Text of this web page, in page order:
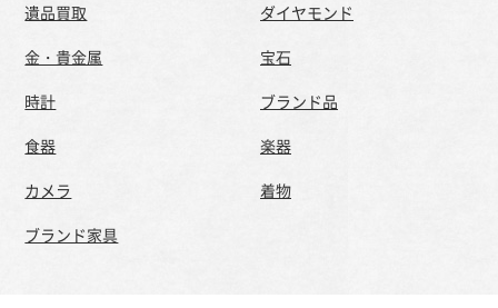
遺品買取
ダイヤモンド
金・貴金属
宝石
時計
ブランド品
食器
楽器
カメラ
着物
ブランド家具